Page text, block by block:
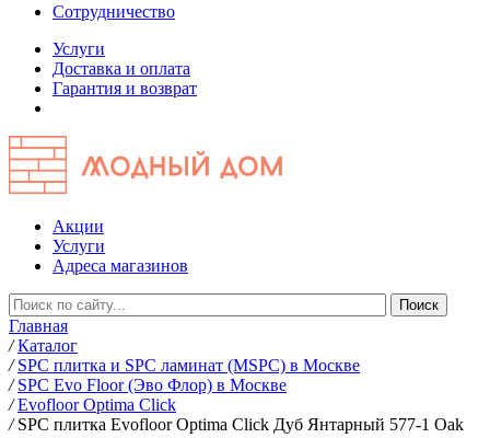
Сотрудничество
Услуги
Доставка и оплата
Гарантия и возврат
Акции
Услуги
Адреса магазинов
Главная
/ Каталог
/ SPC плитка и SPC ламинат (MSPC) в Москве
/ SPC Evo Floor (Эво Флор) в Москве
/ Evofloor Optima Click
/ SPC плитка Evofloor Optima Click Дуб Янтарный 577-1 Оak